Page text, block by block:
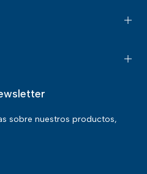
sobre nuestros productos,